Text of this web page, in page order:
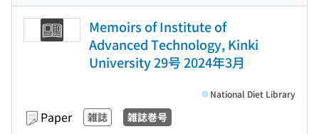
Memoirs of Institute of
Advanced Technology, Kinki
University 29号 2024年3月
Paper 雑誌 雑誌巻号
National Diet Library